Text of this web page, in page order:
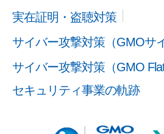
実在証明・盗聴対策
サイバー攻撃対策（GMOサ
サイバー攻撃対策（GMO
セキュリティ事業の軌跡